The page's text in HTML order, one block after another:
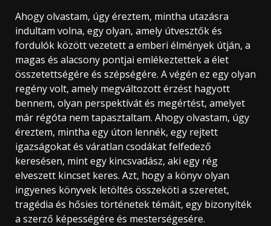
Ahogy olvastam, úgy éreztem, mintha utazásra
indultam volna, egy olyan, amely útvesztők és
fordulók között vezetett a emberi élmények útján, a
magas és alacsony pontjai emlékeztettek a élet
összetettségére és szépségére. A végén ez egy olyan
regény volt, amely megváltozott érzést hagyott
bennem, olyan perspektívát és megértést, amelyet
már régóta nem tapasztaltam. Ahogy olvastam, úgy
éreztem, mintha egy úton lennék, egy rejtett
igazságokat és váratlan csodákat felfedező
keresésen, mint egy kincsvadász, aki egy rég
elveszett kincset keres. Azt, hogy a könyv olyan
ingyenes könyvek letöltés összeköti a szeretet,
tragédia és hősies történetek témáit, egy bizonyíték
a szerző képességére és mesterségesére.